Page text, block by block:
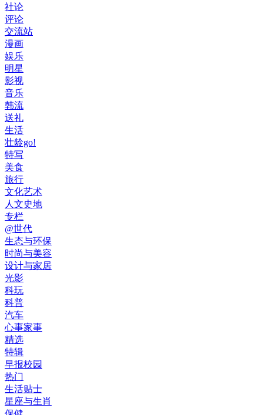
社论
评论
交流站
漫画
娱乐
明星
影视
音乐
韩流
送礼
生活
壮龄go!
特写
美食
旅行
文化艺术
人文史地
专栏
@世代
生态与环保
时尚与美容
设计与家居
光影
科玩
科普
汽车
心事家事
精选
特辑
早报校园
热门
生活贴士
星座与生肖